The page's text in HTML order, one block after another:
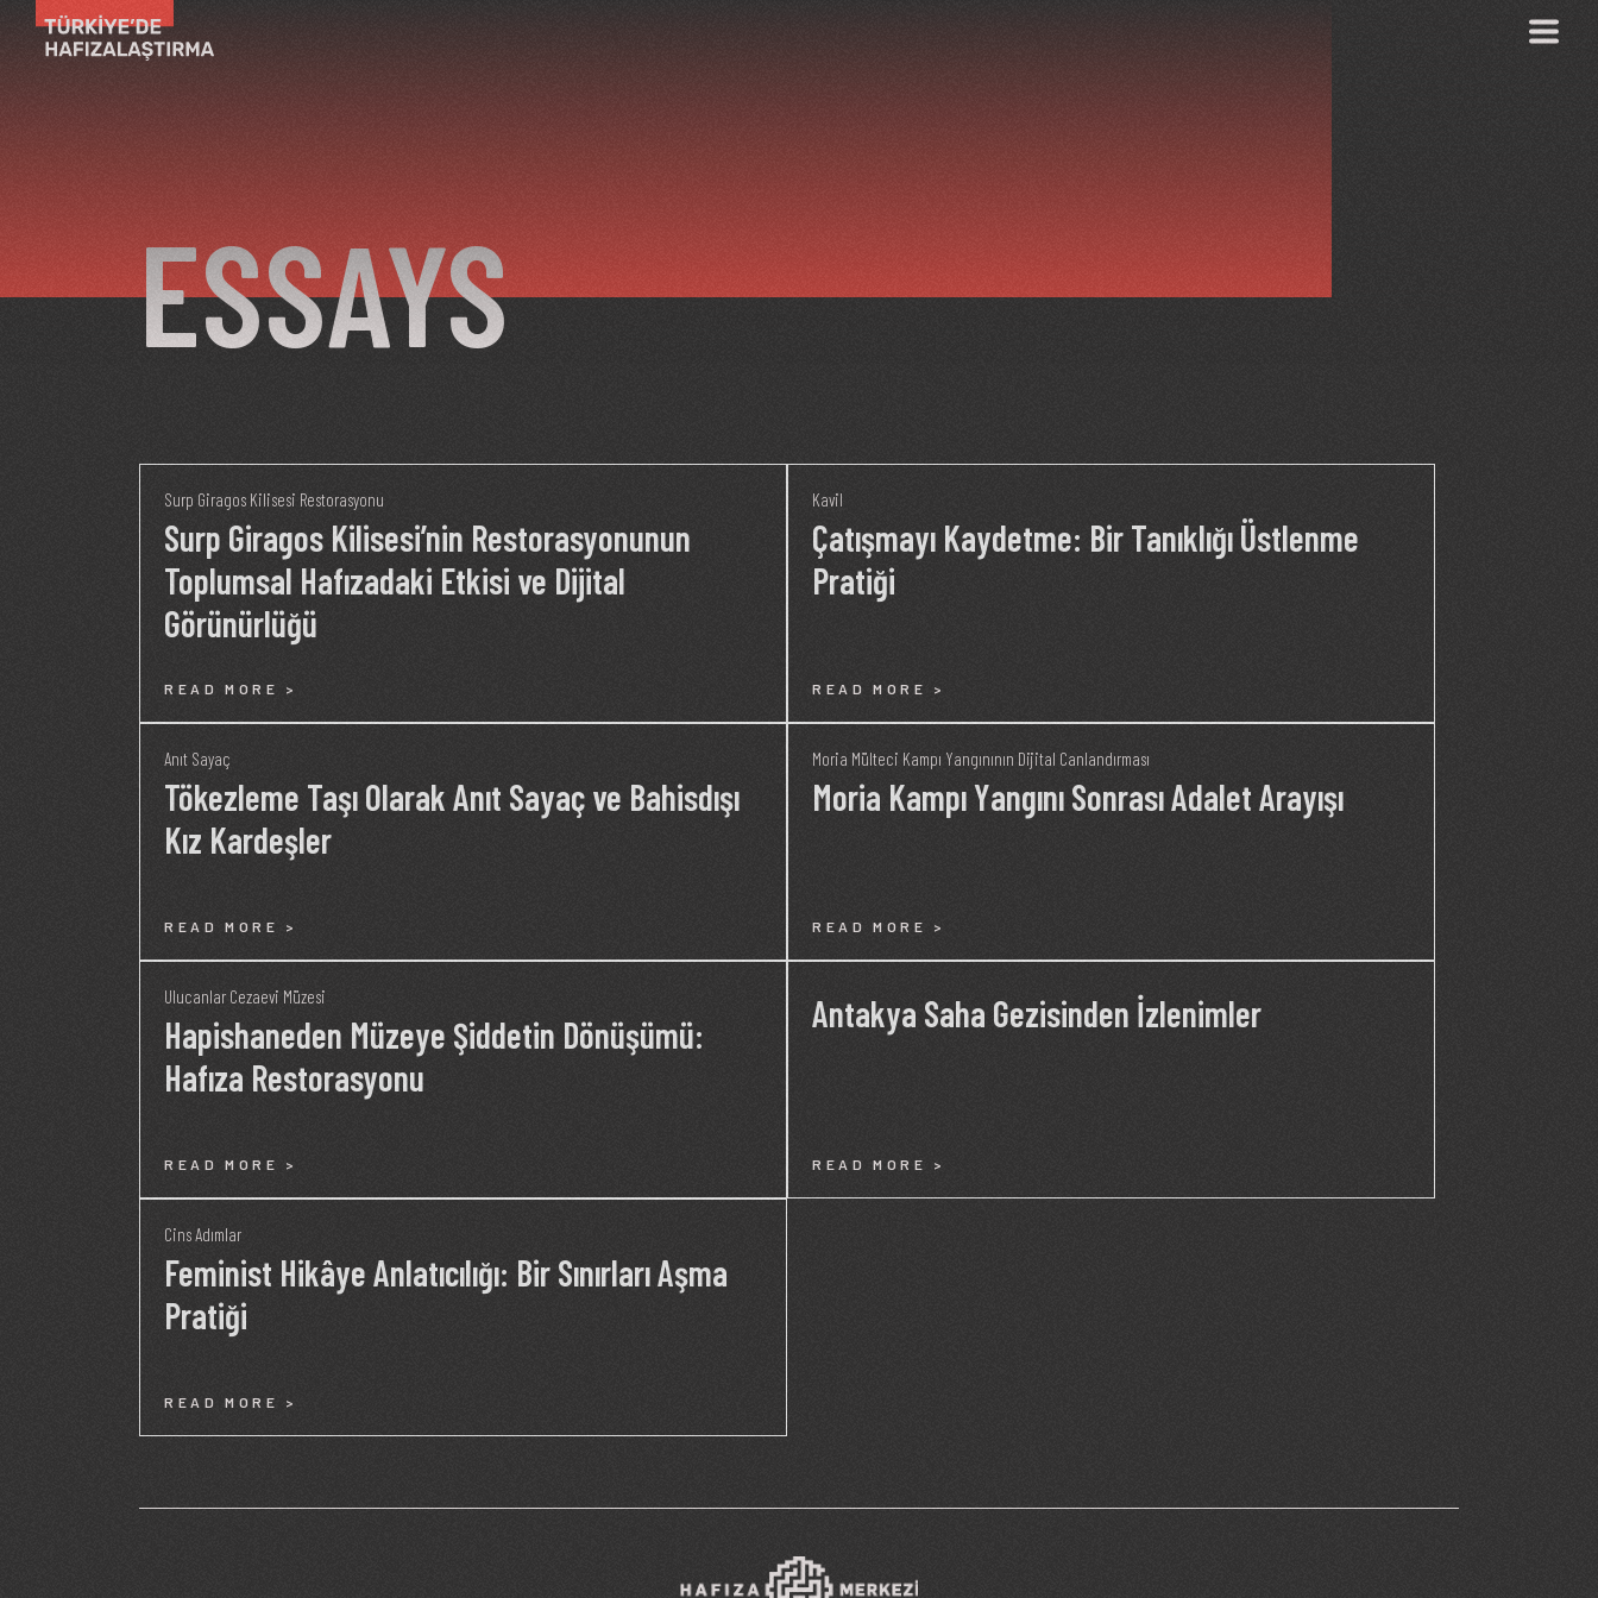
Skip to main content
ESSAYS
Surp Giragos Kilisesi Restorasyonu
Surp Giragos Kilisesi’nin Restorasyonunun
Toplumsal Hafızadaki Etkisi ve Dijital
Görünürlüğü
READ MORE >
Kavil
Çatışmayı Kaydetme: Bir Tanıklığı Üstlenme
Pratiği
READ MORE >
Anıt Sayaç
Tökezleme Taşı Olarak Anıt Sayaç ve Bahisdışı
Kız Kardeşler
READ MORE >
Moria Mülteci Kampı Yangınının Dijital Canlandırması
Moria Kampı Yangını Sonrası Adalet Arayışı
READ MORE >
Ulucanlar Cezaevi Müzesi
Hapishaneden Müzeye Şiddetin Dönüşümü:
Hafıza Restorasyonu
READ MORE >
Antakya Saha Gezisinden İzlenimler
READ MORE >
Cins Adımlar
Feminist Hikâye Anlatıcılığı: Bir Sınırları Aşma
Pratiği
READ MORE >